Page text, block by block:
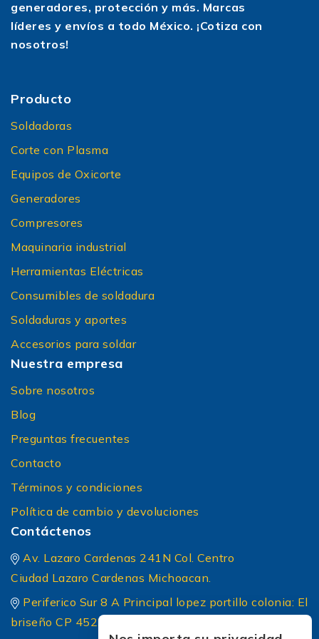
generadores, protección y más. Marcas
líderes y envíos a todo México. ¡Cotiza con
nosotros!
Producto
Soldadoras
Corte con Plasma
Equipos de Oxicorte
Generadores
Compresores
Maquinaria industrial
Herramientas Eléctricas
Consumibles de soldadura
Soldaduras y aportes
Accesorios para soldar
Nuestra empresa
Sobre nosotros
Blog
Preguntas frecuentes
Contacto
Términos y condiciones
Política de cambio y devoluciones
Contáctenos
Av. Lazaro Cardenas 241N Col. Centro
Ciudad Lazaro Cardenas Michoacan.
Periferico Sur 8 A Principal lopez portillo colonia: El
briseño CP 45236 Zapopan Jalisco